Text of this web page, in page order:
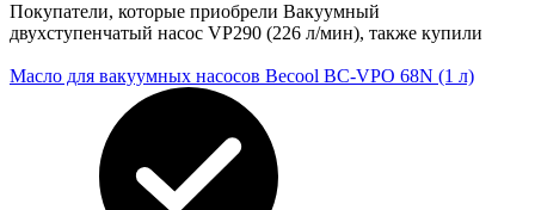
Покупатели, которые приобрели Вакуумный
двухступенчатый насос VP290 (226 л/мин), также купили
Масло для вакуумных насосов Becool BC-VPO 68N (1 л)